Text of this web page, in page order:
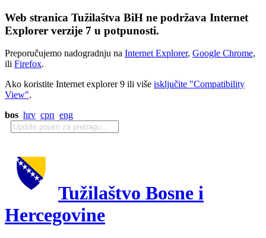
Web stranica Tužilaštva BiH ne podržava Internet
Explorer verzije 7 u potpunosti.
Preporučujemo nadogradnju na Internet Explorer, Google Chrome,
ili Firefox.
Ako koristite Internet explorer 9 ili više isključite "Compatibility
View".
bos hrv срп eng
Tužilaštvo Bosne i
Hercegovine